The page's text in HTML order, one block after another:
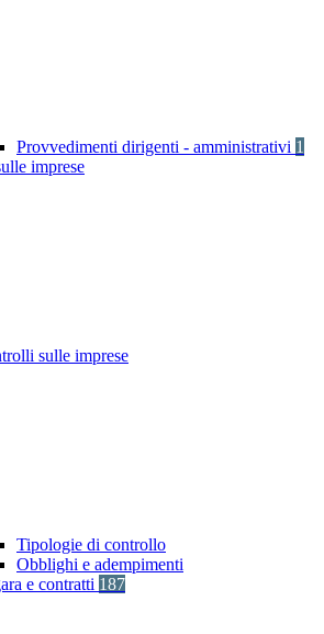
Provvedimenti dirigenti - amministrativi 1
imprese
sulle imprese
Tipologie di controllo
Obblighi e adempimenti
e contratti 187